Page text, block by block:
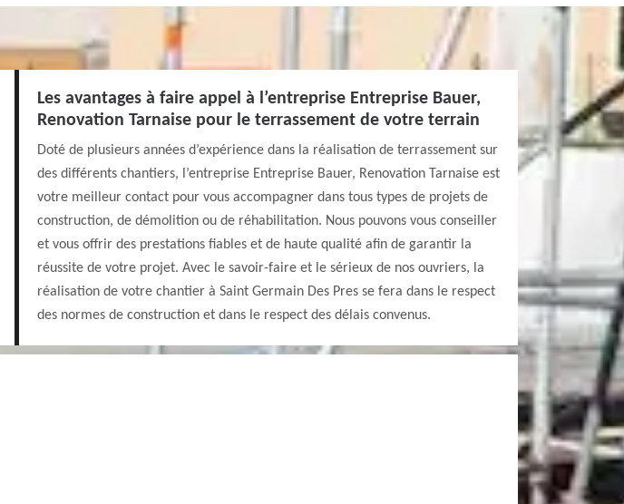
Les avantages à faire appel à l’entreprise Entreprise Bauer,
Renovation Tarnaise pour le terrassement de votre terrain
Doté de plusieurs années d’expérience dans la réalisation de terrassement sur
des différents chantiers, l’entreprise Entreprise Bauer, Renovation Tarnaise est
votre meilleur contact pour vous accompagner dans tous types de projets de
construction, de démolition ou de réhabilitation. Nous pouvons vous conseiller
et vous offrir des prestations fiables et de haute qualité afin de garantir la
réussite de votre projet. Avec le savoir-faire et le sérieux de nos ouvriers, la
réalisation de votre chantier à Saint Germain Des Pres se fera dans le respect
des normes de construction et dans le respect des délais convenus.